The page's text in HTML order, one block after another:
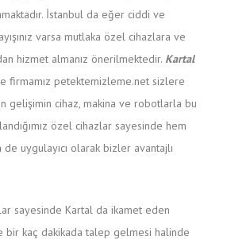
İstanbul da eğer ciddi ve
varsa mutlaka özel cihazlara ve
hizmet almanız önerilmektedir. Kartal
firmamız petektemizleme.net sizlere
gelişimin cihaz, makina ve robotlarla bu
özel cihazlar sayesinde hem
uygulayıcı olarak bizler avantajlı
sayesinde Kartal da ikamet eden
bir kaç dakikada talep gelmesi halinde